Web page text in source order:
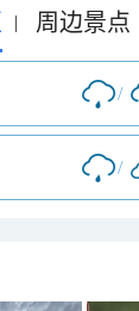
| 周边景点
/
/